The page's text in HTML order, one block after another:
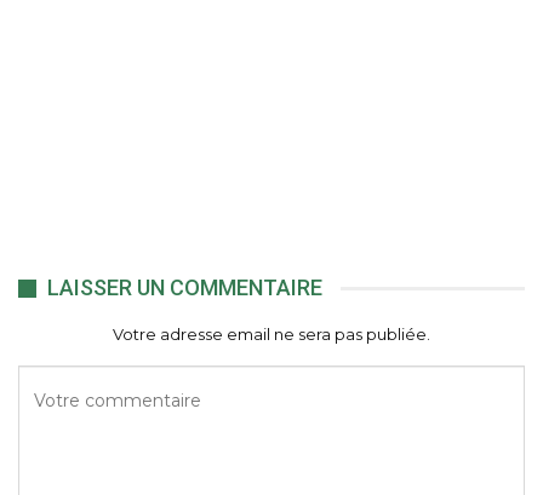
LAISSER UN COMMENTAIRE
Votre adresse email ne sera pas publiée.